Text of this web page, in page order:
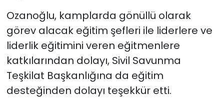
Ozanoğlu, kamplarda gönüllü olarak
görev alacak eğitim şefleri ile liderlere ve
liderlik eğitimini veren eğitmenlere
katkılarından dolayı, Sivil Savunma
Teşkilat Başkanlığına da eğitim
desteğinden dolayı teşekkür etti.